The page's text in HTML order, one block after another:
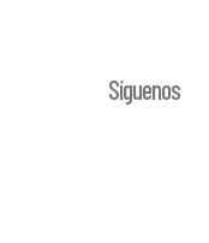
Síguenos